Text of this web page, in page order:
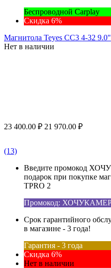
Беспроводной Carplay
Скидка 6%
Магнитола Teyes CC3 4-32 9.0"
Нет в наличии
23 400.00 ₽ 21 970.00 ₽
(13)
Введите промокод
подарок при покупке
TPRO 2
Промокод:
Срок гарантийного
в магазине - 3 года!
Гарантия - 3 года
Скидка 6%
Нет в наличии